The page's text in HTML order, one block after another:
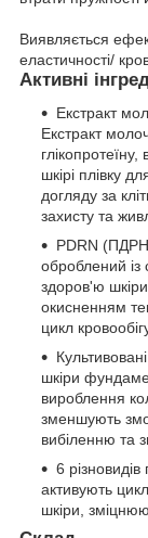
Виявляється
еластичності/
Активні
Екстракт
Екстракт
шкірі плівку
догляду за
захисту та
PDRN
оброблений
здоров'ю
окисненням
цикл
шкіри
вироблення
зменшують
вибіленню та
6
активують
шкіри,